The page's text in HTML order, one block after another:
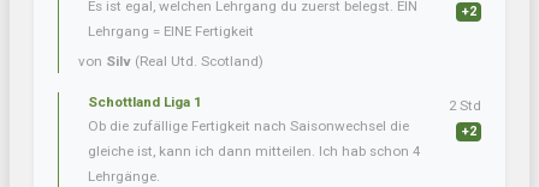
Es ist egal, welchen Lehrgang du zuerst belegst. EIN
Lehrgang = EINE Fertigkeit
von Silv (Real Utd. Scotland)
+2
Schottland Liga 1
Ob die zufällige Fertigkeit nach Saisonwechsel die
gleiche ist, kann ich dann mitteilen. Ich hab schon 4
Lehrgänge.
2 Std
+2